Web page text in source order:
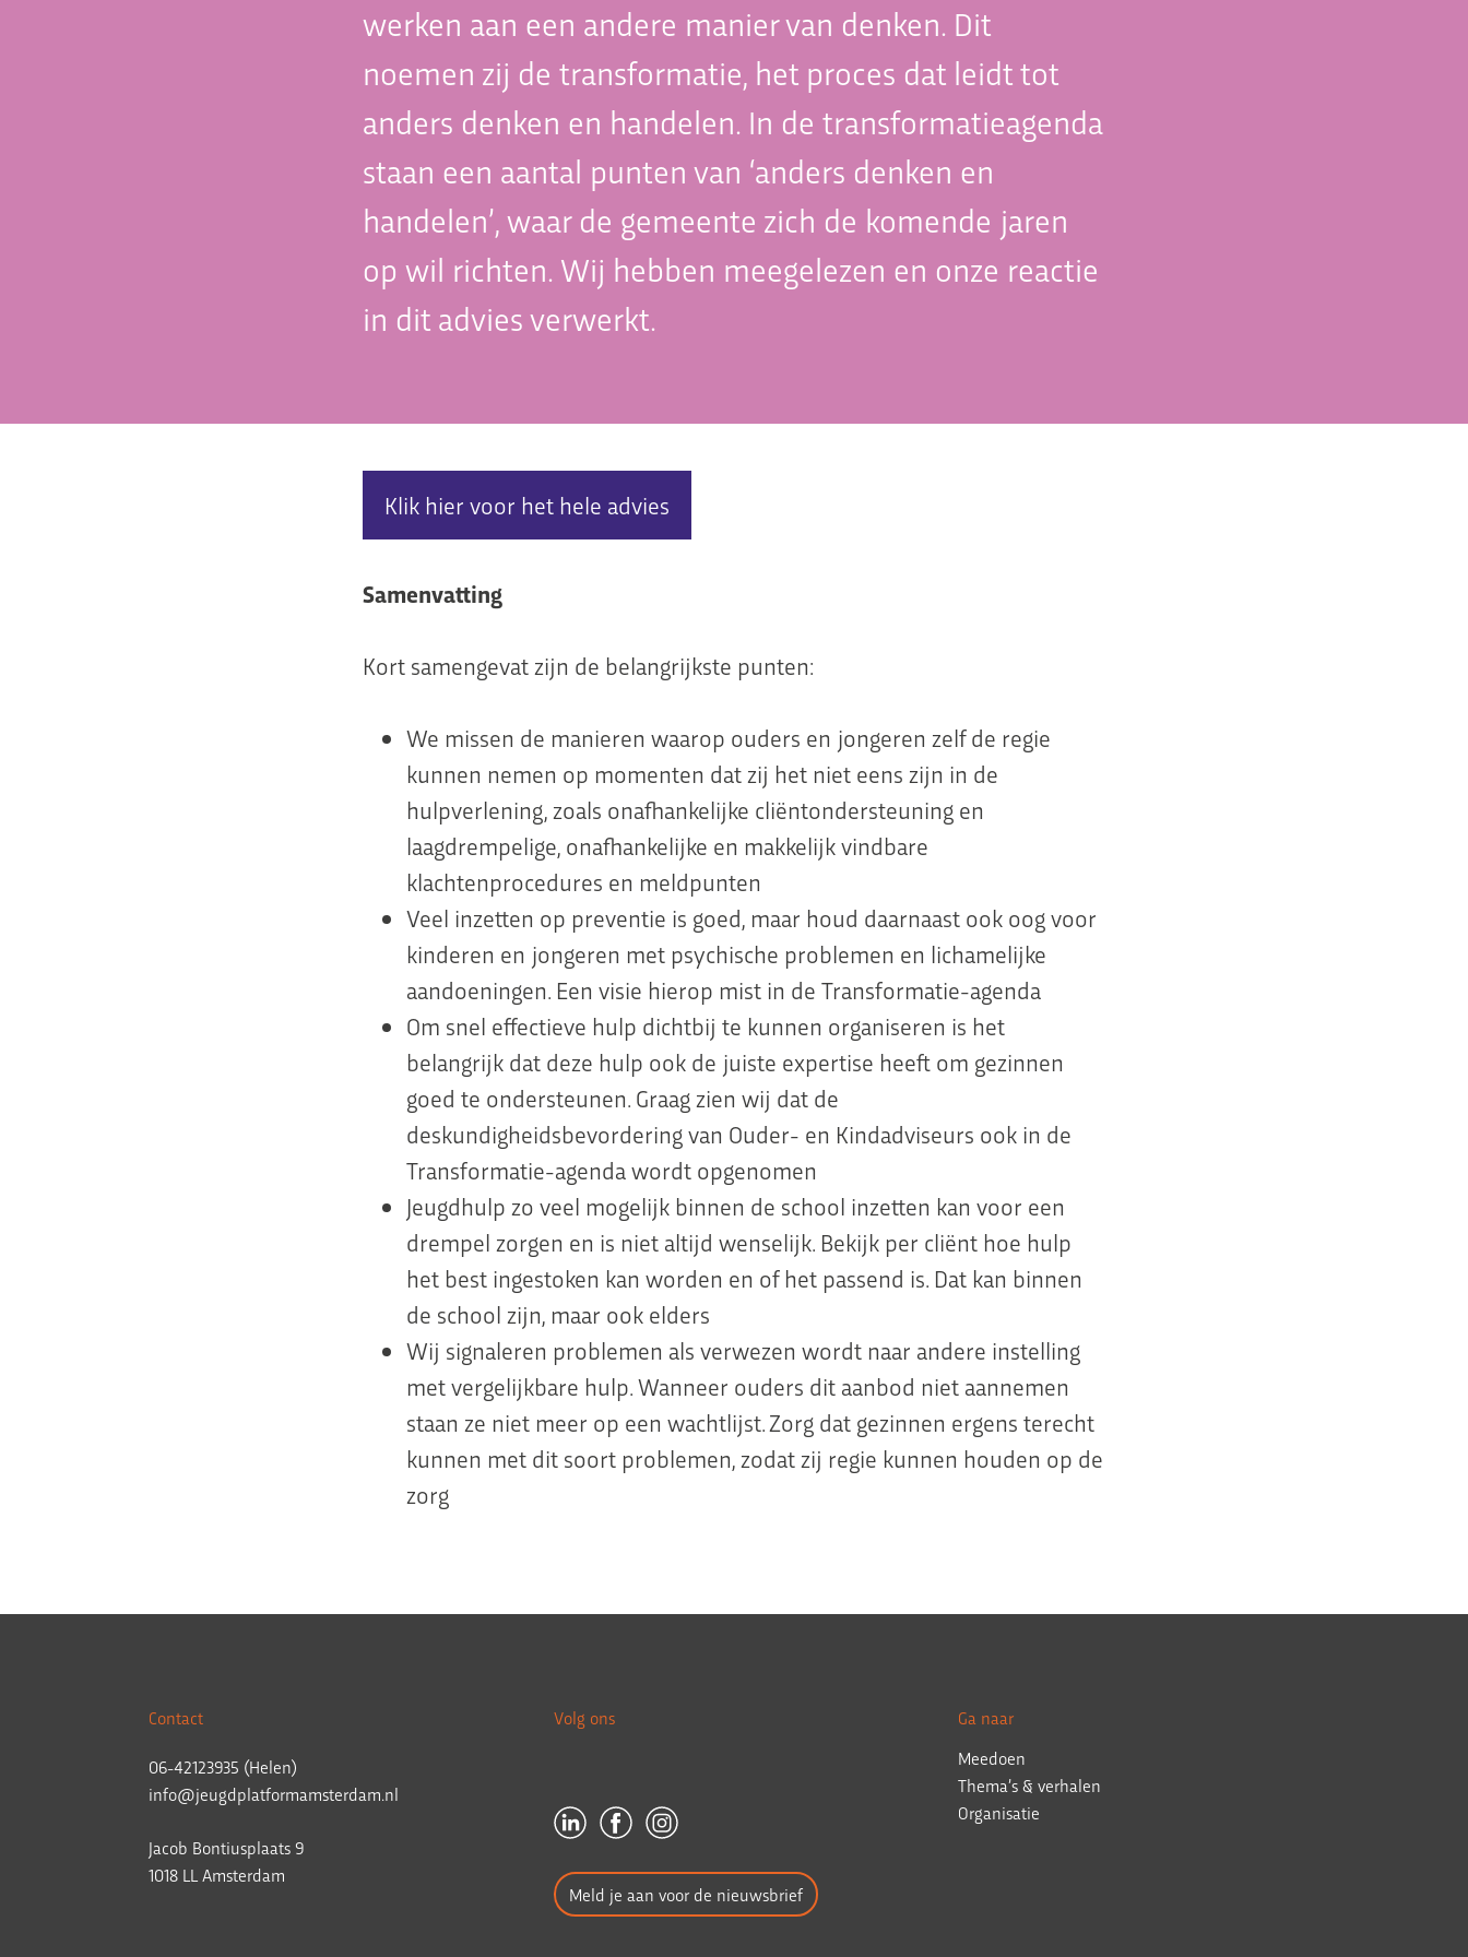
werken aan een andere manier van denken. Dit
noemen zij de transformatie, het proces dat leidt tot
anders denken en handelen. In de transformatieagenda
staan een aantal punten van ‘anders denken en
handelen’, waar de gemeente zich de komende jaren
op wil richten. Wij hebben meegelezen en onze reactie
in dit advies verwerkt.
Klik hier voor het hele advies
Samenvatting
Kort samengevat zijn de belangrijkste punten:
We missen de manieren waarop ouders en jongeren zelf de regie
kunnen nemen op momenten dat zij het niet eens zijn in de
hulpverlening, zoals onafhankelijke cliëntondersteuning en
laagdrempelige, onafhankelijke en makkelijk vindbare
klachtenprocedures en meldpunten
Veel inzetten op preventie is goed, maar houd daarnaast ook oog voor
kinderen en jongeren met psychische problemen en lichamelijke
aandoeningen. Een visie hierop mist in de Transformatie-agenda
Om snel effectieve hulp dichtbij te kunnen organiseren is het
belangrijk dat deze hulp ook de juiste expertise heeft om gezinnen
goed te ondersteunen. Graag zien wij dat de
deskundigheidsbevordering van Ouder- en Kindadviseurs ook in de
Transformatie-agenda wordt opgenomen
Jeugdhulp zo veel mogelijk binnen de school inzetten kan voor een
drempel zorgen en is niet altijd wenselijk. Bekijk per cliënt hoe hulp
het best ingestoken kan worden en of het passend is. Dat kan binnen
de school zijn, maar ook elders
Wij signaleren problemen als verwezen wordt naar andere instelling
met vergelijkbare hulp. Wanneer ouders dit aanbod niet aannemen
staan ze niet meer op een wachtlijst. Zorg dat gezinnen ergens terecht
kunnen met dit soort problemen, zodat zij regie kunnen houden op de
zorg
Contact
06-42123935 (Helen)
info@jeugdplatformamsterdam.nl
Jacob Bontiusplaats 9
1018 LL Amsterdam
Volg ons
Meld je aan voor de nieuwsbrief
Ga naar
Meedoen
Thema’s & verhalen
Organisatie